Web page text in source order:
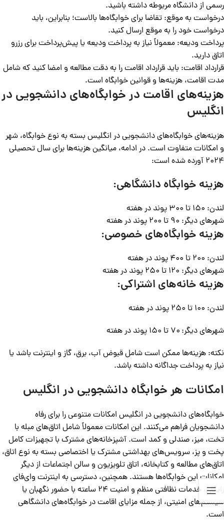
رسمی از دانشگاه مربوطه داشته باشید.
درخواست به موقع: تقاضا برای خوابگاه‌ها بالاست؛ بنابراین، باید
درخواست خود را به موقع ارسال کنید.
پرداخت ودیعه: معمولاً نیاز به پرداخت ودیعه یا پیش‌پرداخت برای رزرو
اتاق دارید.
قرارداد اقامت: باید قرارداد اقامت را به دقت مطالعه و امضا کنید که شامل
مدت اقامت، هزینه‌ها و قوانین خوابگاه است.
هزینه‌های اقامت درخوابگاه‌های دانشجویی در
انگلیس
هزینه‌های خوابگاه‌های دانشجویی در انگلیس بسته به نوع خوابگاه، شهر
و امکانات متفاوت است. در ادامه، میانگین هزینه‌ها برای سال تحصیلی
۲۰۲۴ آورده شده است:
هزینه خوابگاه‌ دانشگاهی:
لندن: ۱۵۰ تا ۳۰۰ پوند در هفته
شهرهای دیگر: ۹۰ تا ۲۰۰ پوند در هفته
هزینه خوابگاه‌های خصوصی:
لندن: ۲۰۰ تا ۴۰۰ پوند در هفته
شهرهای دیگر: ۱۲۰ تا ۲۵۰ پوند در هفته
هزینه خانه‌های اشتراکی:
لندن: ۱۰۰ تا ۲۵۰ پوند در هفته
شهرهای دیگر: ۷۰ تا ۱۵۰ پوند در هفته
نکته: هزینه‌ها ممکن است شامل قبوض آب، برق، گاز و اینترنت باشد یا
نیاز به پرداخت جداگانه داشته باشد.
امکانات هر خوابگاه دانشجویی در انگلیس
خوابگاه‌های دانشجویی در انگلیس امکانات متنوعی را برای رفاه
دانشجویان فراهم می‌کنند. این امکانات معمولاً شامل اتاق‌های مبله با
تخت، میز، صندلی و کمد است. آشپزخانه‌های مشترک با تجهیزات کامل
پخت و پز، سرویس‌های بهداشتی مشترک یا اختصاصی بسته به نوع اتاق،
اتاق‌های مطالعه و کتابخانه، اتاق تلویزیون و سالن اجتماعات از دیگر
امکانات این خوابگاه‌ها هستند. همچنین، دسترسی به اینترنت وای‌فای
رایگان، خدمات نظافتی منظم و امنیت ۲۴ ساعته با حضور نگهبان یا
سیستم‌های امنیتی، از جمله مزایای اقامت در خوابگاه‌های دانشگاهی
است.